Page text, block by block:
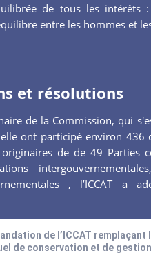
de tous les intérêts
entre les hommes et
et résolutions
de la Commission, qui
ont participé environ 436
de de 49 Parties
, l’ICCAT a
de l’ICCAT
de conservation et de